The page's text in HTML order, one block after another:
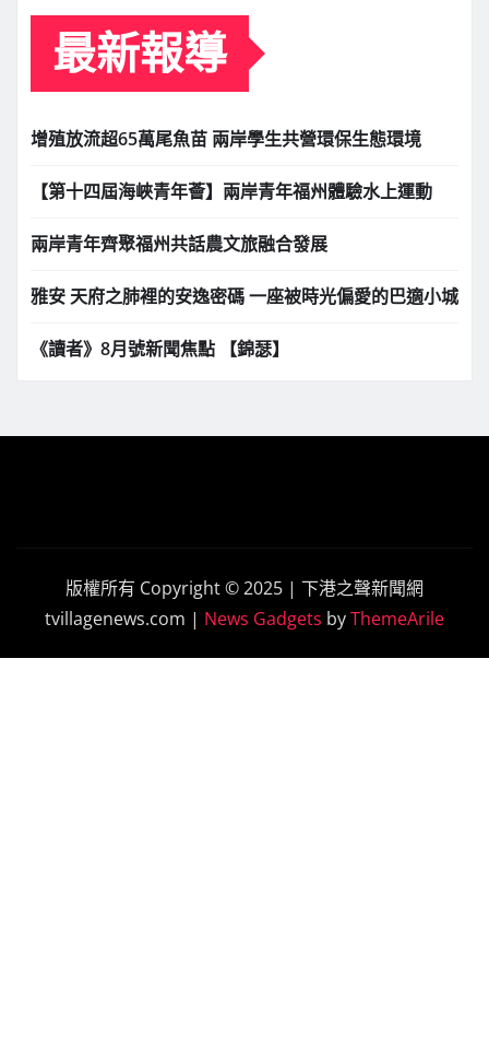
最新報導
增殖放流超65萬尾魚苗 兩岸學生共營環保生態環境
【第十四屆海峽青年薈】兩岸青年福州體驗水上運動
兩岸青年齊聚福州共話農文旅融合發展
雅安 天府之肺裡的安逸密碼 一座被時光偏愛的巴適小城
《讀者》8月號新聞焦點 【錦瑟】
版權所有 Copyright © 2025 | 下港之聲新聞網
tvillagenews.com | News Gadgets byThemeArile